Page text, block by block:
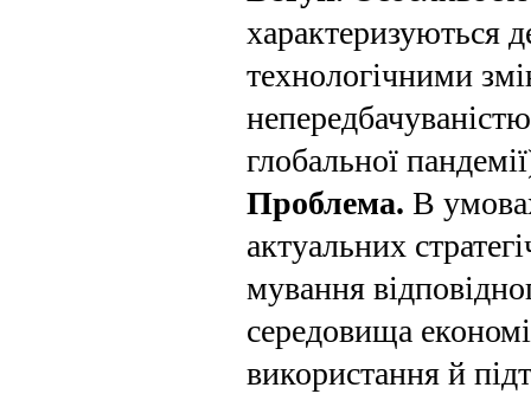
характеризуються
техноло­гічними
глобальної
Проблема. В
актуальних
мування
середовища
використання й